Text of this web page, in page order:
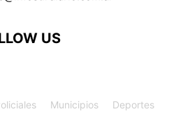
US
Municipios Deportes